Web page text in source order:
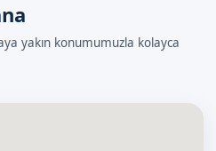
yakın konumumuzla kolayca